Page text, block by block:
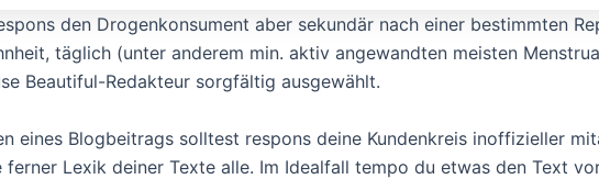
den Drogenkonsument aber sekundär nach einer bestimmten
täglich (unter anderem min. aktiv angewandten meisten
Beautiful-Redakteur sorgfältig ausgewählt.
eines Blogbeitrags solltest respons deine Kundenkreis inoffizieller
ferner Lexik deiner Texte alle. Im Idealfall tempo du etwas den Text